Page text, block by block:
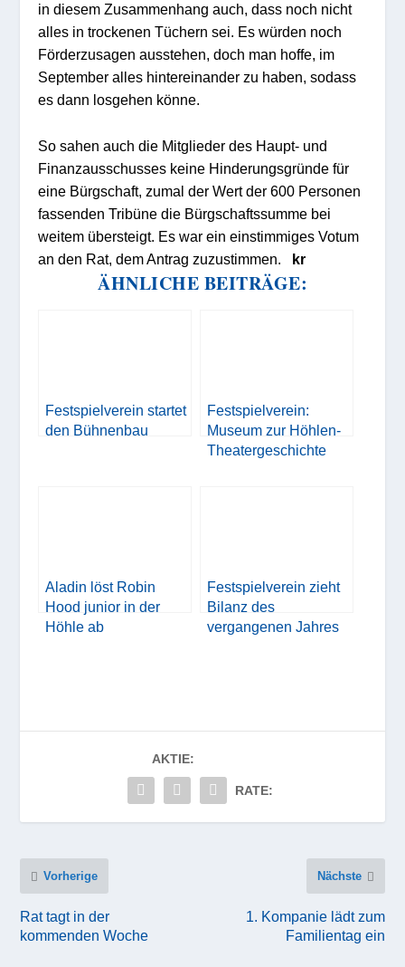
in diesem Zusammenhang auch, dass noch nicht
alles in trockenen Tüchern sei. Es würden noch
Förderzusagen ausstehen, doch man hoffe, im
September alles hintereinander zu haben, sodass
es dann losgehen könne.
So sahen auch die Mitglieder des Haupt- und
Finanzausschusses keine Hinderungsgründe für
eine Bürgschaft, zumal der Wert der 600 Personen
fassenden Tribüne die Bürgschaftssumme bei
weitem übersteigt. Es war ein einstimmiges Votum
an den Rat, dem Antrag zuzustimmen. kr
ÄHNLICHE BEITRÄGE:
Festspielverein startet
den Bühnenbau
Festspielverein:
Museum zur Höhlen-
Theatergeschichte
Aladin löst Robin
Hood junior in der
Höhle ab
Festspielverein zieht
Bilanz des
vergangenen Jahres
AKTIE:
RATE:
Vorherige
Rat tagt in der
kommenden Woche
Nächste
1. Kompanie lädt zum
Familientag ein